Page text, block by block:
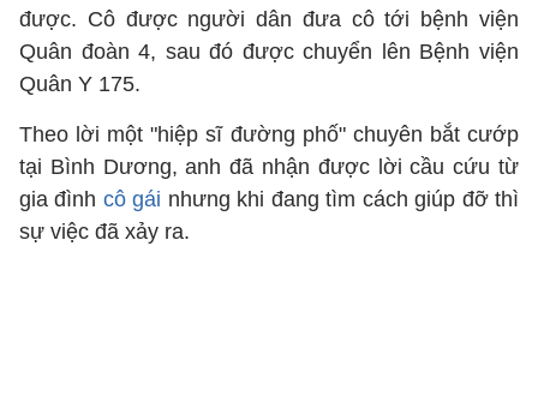
được. Cô được người dân đưa cô tới bệnh viện
Quân đoàn 4, sau đó được chuyển lên Bệnh viện
Quân Y 175.
Theo lời một "hiệp sĩ đường phố" chuyên bắt cướp
tại Bình Dương, anh đã nhận được lời cầu cứu từ
gia đình cô gái nhưng khi đang tìm cách giúp đỡ thì
sự việc đã xảy ra.